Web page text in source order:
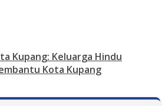
Kupang: Keluarga Hindu
Kota Kupang